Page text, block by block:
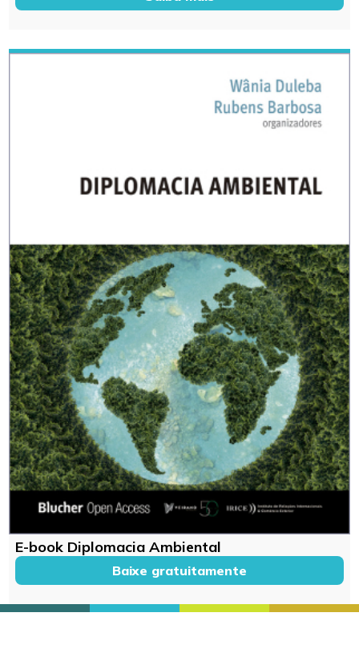
E-book Diplomacia Ambiental
Baixe gratuitamente